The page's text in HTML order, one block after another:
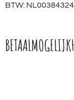
BTW: